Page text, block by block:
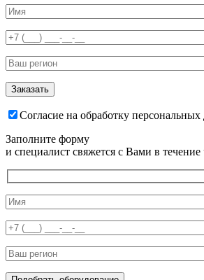
Согласие на обработку
Заполните форму
и специалист свяжется с Вами в течение